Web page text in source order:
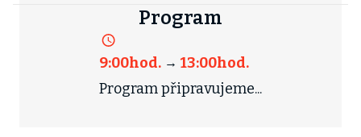
Program
9:00hod. → 13:00hod.
Program připravujeme...